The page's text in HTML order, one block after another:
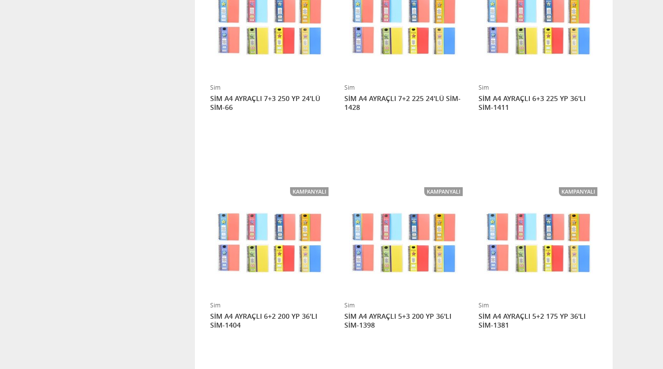
Sim
SİM A4 AYRAÇLI 7+3 250 YP 24'LÜ
SİM-66
Sim
SİM A4 AYRAÇLI 7+2 225 24'LÜ SİM-
1428
Sim
SİM A4 AYRAÇLI 6+3 225 YP 36'LI
SİM-1411
KAMPANYALI
Sim
SİM A4 AYRAÇLI 6+2 200 YP 36'LI
SİM-1404
KAMPANYALI
Sim
SİM A4 AYRAÇLI 5+3 200 YP 36'LI
SİM-1398
KAMPANYALI
Sim
SİM A4 AYRAÇLI 5+2 175 YP 36'LI
SİM-1381